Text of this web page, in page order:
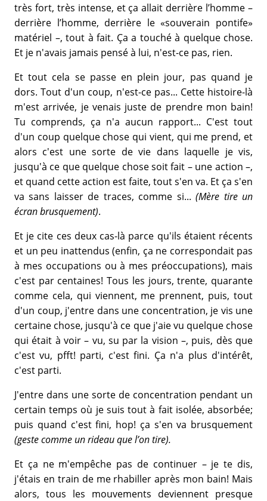
très fort, très intense, et ça allait derrière l’homme –
derrière l’homme, derrière le «souverain pontife»
matériel –, tout à fait. Ça a touché à quelque chose.
Et je n'avais jamais pensé à lui, n'est-ce pas, rien.
Et tout cela se passe en plein jour, pas quand je
dors. Tout d'un coup, n'est-ce pas... Cette histoire-là
m'est arrivée, je venais juste de prendre mon bain!
Tu comprends, ça n'a aucun rapport... C'est tout
d'un coup quelque chose qui vient, qui me prend, et
alors c'est une sorte de vie dans laquelle je vis,
jusqu'à ce que quelque chose soit fait – une action –,
et quand cette action est faite, tout s'en va. Et ça s'en
va sans laisser de traces, comme si...(Mère tire un
écran brusquement).
Et je cite ces deux cas-là parce qu'ils étaient récents
et un peu inattendus (enfin, ça ne correspondait pas
à mes occupations ou à mes préoccupations), mais
c'est par centaines! Tous les jours, trente, quarante
comme cela, qui viennent, me prennent, puis, tout
d'un coup, j'entre dans une concentration, je vis une
certaine chose, jusqu'à ce que j'aie vu quelque chose
qui était à voir – vu, su par la vision –, puis, dès que
c'est vu, pfft! parti, c'est fini. Ça n'a plus d'intérêt,
c'est parti.
J'entre dans une sorte de concentration pendant un
certain temps où je suis tout à fait isolée, absorbée;
puis quand c'est fini, hop! ça s'en va brusquement
(geste comme un rideau que l’on tire).
Et ça ne m'empêche pas de continuer – je te dis,
j'étais en train de me rhabiller après mon bain! Mais
alors, tous les mouvements deviennent presque